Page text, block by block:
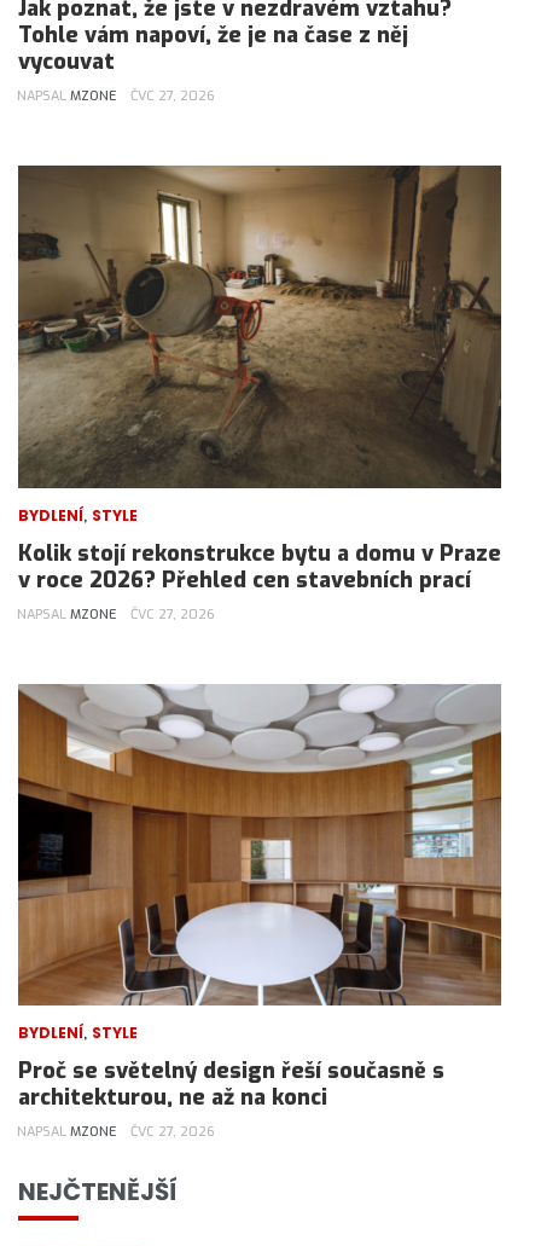
Jak poznat, že jste v nezdravém vztahu?
Tohle vám napoví, že je na čase z něj
vycouvat
NAPSAL MZONE ČVC 27, 2026
BYDLENÍ, STYLE
Kolik stojí rekonstrukce bytu a domu v Praze
v roce 2026? Přehled cen stavebních prací
NAPSAL MZONE ČVC 27, 2026
BYDLENÍ, STYLE
Proč se světelný design řeší současně s
architekturou, ne až na konci
NAPSAL MZONE ČVC 27, 2026
NEJČTENĚJŠÍ